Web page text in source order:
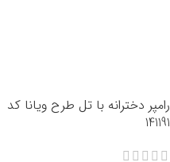
رامپر دخترانه با تل طرح ویانا کد
141191